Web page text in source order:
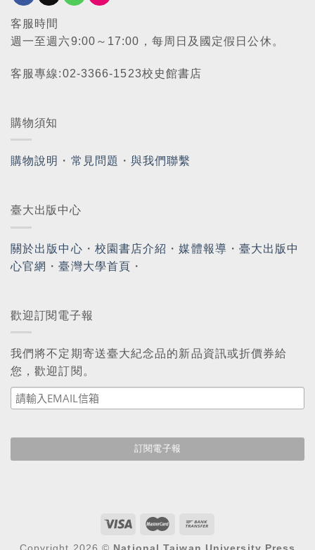
客服時間
週一至週六9:00～17:00，每周日及國定假日公休。
客服專線:02-3366-1523校史館書店
購物須知
購物說明 ・ 常見問題 ・與我們聯繫
臺大出版中心
關於出版中心 ・ 校園書店介紹 ・媒體報導 ・ 臺大出版中
心官網 ・臺灣大學首頁 ・
歡迎訂閱電子報
我們將不定期寄送臺大紀念品的新品資訊或折價券給
您，歡迎訂閱。